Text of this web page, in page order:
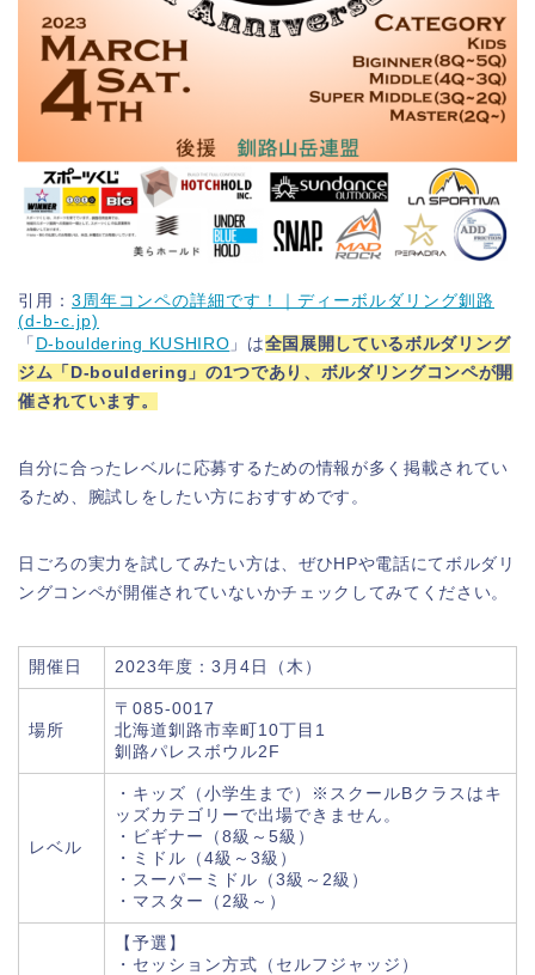
引用： 3周年コンペの詳細です！｜ディーボルダリング釧路
(d-b-c.jp)
「 D-bouldering KUSHIRO 」は全国展開しているボルダリング
ジム「D-bouldering」の1つであり、ボルダリングコンペが開
催されています。
自分に合ったレベルに応募するための情報が多く掲載されてい
るため、腕試しをしたい方におすすめです。
日ごろの実力を試してみたい方は、ぜひHPや電話にてボルダリ
ングコンペが開催されていないかチェックしてみてください。
開催日 2023年度：3月4日（木）
場所
〒085-0017
北海道釧路市幸町10丁目1
釧路パレスボウル2F
レベル
・キッズ（小学生まで）※スクールBクラスはキ
ッズカテゴリーで出場できません。
・ビギナー（8級～5級）
・ミドル（4級～3級）
・スーパーミドル（3級～2級）
・マスター（2級～）
【予選】
・セッション方式（セルフジャッジ）